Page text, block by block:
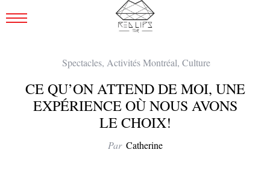
Spectacles, Activités Montréal, Culture
CE QU’ON ATTEND DE MOI, UNE
EXPÉRIENCE OÙ NOUS AVONS
LE CHOIX!
Par Catherine